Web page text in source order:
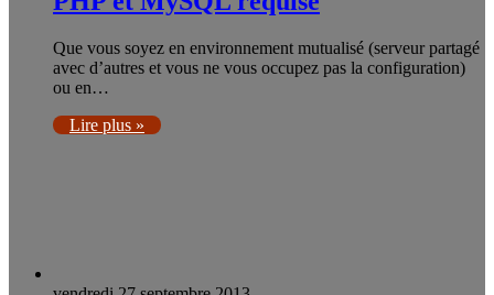
Que vous soyez en environnement mutualisé (serveur partagé
avec d’autres et vous ne vous occupez pas la configuration)
ou en…
Lire plus »